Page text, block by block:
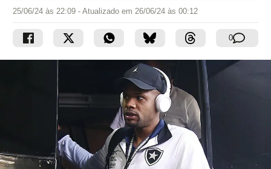
25/06/24 às 22:09 - Atualizado em 26/06/24 às 00:12
0